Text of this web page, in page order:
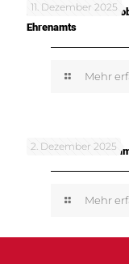
11. Dezember 2025
In meinen Worten:
Ehrenamts
Mehr
2. Dezember 2025
TUNE IT! SAFE! –
Mehr